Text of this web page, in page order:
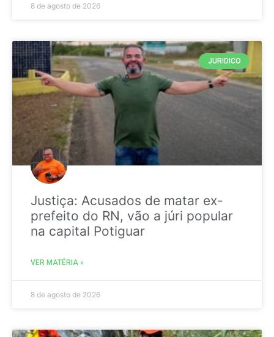
8 de agosto de 2026
JURIDICO
Justiça: Acusados de matar ex-
prefeito do RN, vão a júri popular
na capital Potiguar
VER MATÉRIA »
8 de agosto de 2026